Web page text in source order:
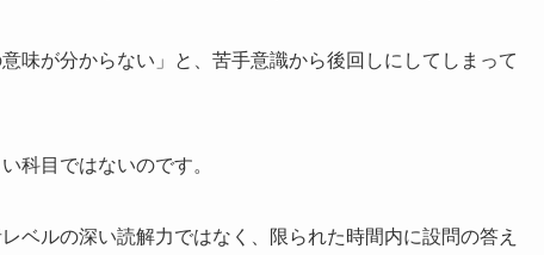
味が分からない」と、苦手意識から後回しにしてしまって
科目ではないのです。
ベルの深い読解力ではなく、限られた時間内に設問の答え